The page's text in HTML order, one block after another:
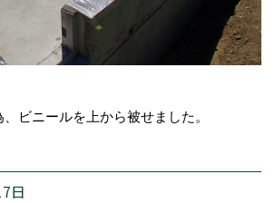
ビニールを上から被せました。
日